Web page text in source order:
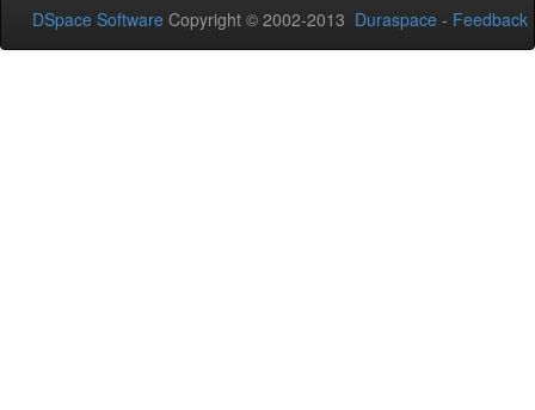
DSpace Software Copyright © 2002-2013 Duraspace - Feedback